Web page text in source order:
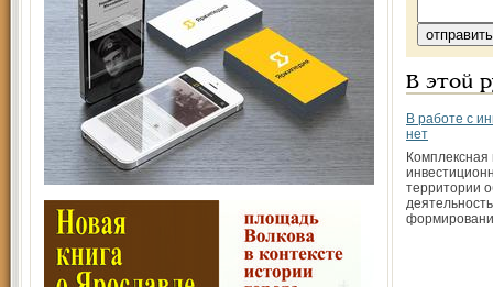
В этой
В работе с
нет
Комплексная
территории